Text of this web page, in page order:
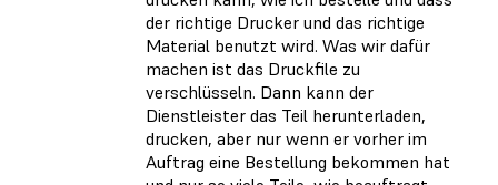
der richtige Drucker und das richtige
Material benutzt wird. Was wir dafür
machen ist das Druckfile zu
verschlüsseln. Dann kann der
Dienstleister das Teil herunterladen,
drucken, aber nur wenn er vorher im
Auftrag eine Bestellung bekommen hat